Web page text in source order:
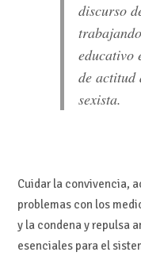
discurso
educativo
de
sexista.
Cuidar la convivencia,
problemas con los
y la condena y repulsa
esenciales para el